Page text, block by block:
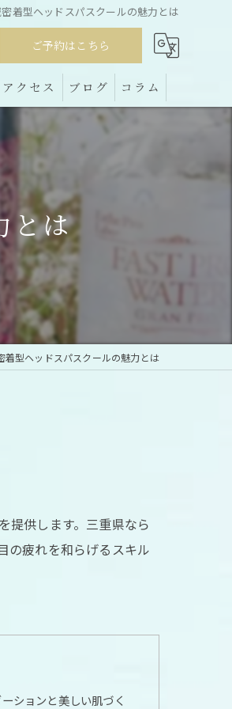
着型ヘッドスパスクールの魅力とは
ご予約はこちら
アクセス ブログ コラム
とは
着型ヘッドスパスクールの魅力とは
提供します。三重県なら
の疲れを和らげるスキル
ションと美しい肌づく